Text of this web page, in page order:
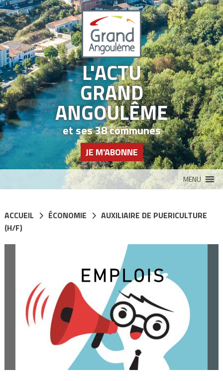
L'ACTU
GRAND
ANGOULÊME
et ses 38 communes
JE M'ABONNE
MENU
ACCUEIL ÉCONOMIE
AUXILIAIRE DE PUERICULTURE
(H/F)
Panneau de gestion des cookies